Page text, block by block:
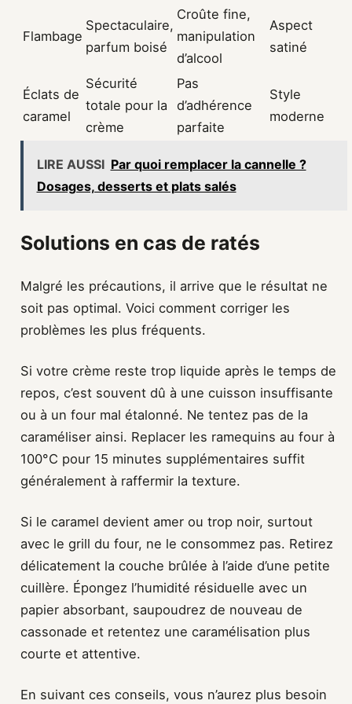
Flambage
Spectaculaire,
parfum boisé
Croûte fine,
manipulation
d’alcool
Aspect
satiné
Éclats de
caramel
Sécurité
totale pour la
crème
Pas
d’adhérence
parfaite
Style
moderne
LIRE AUSSI Par quoi remplacer la cannelle ?
Dosages, desserts et plats salés
Solutions en cas de ratés
Malgré les précautions, il arrive que le résultat ne
soit pas optimal. Voici comment corriger les
problèmes les plus fréquents.
Si votre crème reste trop liquide après le temps de
repos, c’est souvent dû à une cuisson insuffisante
ou à un four mal étalonné. Ne tentez pas de la
caraméliser ainsi. Replacer les ramequins au four à
100°C pour 15 minutes supplémentaires suffit
généralement à raffermir la texture.
Si le caramel devient amer ou trop noir, surtout
avec le grill du four, ne le consommez pas. Retirez
délicatement la couche brûlée à l’aide d’une petite
cuillère. Épongez l’humidité résiduelle avec un
papier absorbant, saupoudrez de nouveau de
cassonade et retentez une caramélisation plus
courte et attentive.
En suivant ces conseils, vous n’aurez plus besoin